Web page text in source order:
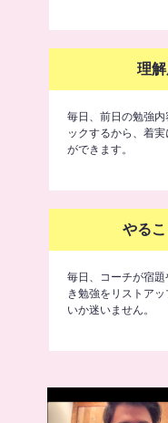
理
毎日、前日の勉強
ックするから、着
ができます。
やる
毎日、コーチが宿
き勉強をリストア
いか迷いません。